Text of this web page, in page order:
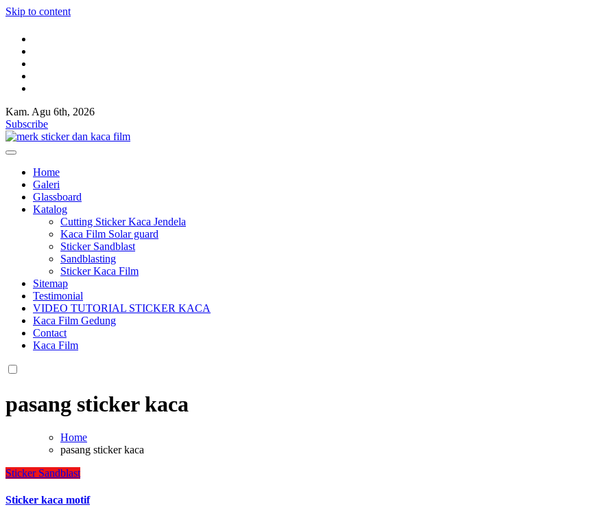
Skip to content
Kaca film rumah,kaca film gedung,Cutting Sticker,Pasang Huruf timbul,Pembuatan sticker kaca
Jual kaca film rumah dan gedung,Toko sticker kaca,Sticker sandblast,Sticker motif,Kaca film solargard,Jenis kaca film,Spesifikasi kaca film
Kam. Agu 6th, 2026
Subscribe
Kaca film rumah,kaca film gedung,Cutting Sticker,Pasang Huruf timbul,Pembuatan sticker kaca
Jual kaca film rumah dan gedung,Toko sticker kaca,Sticker sandblast,Sticker motif,Kaca film solargard,Jenis kaca film,Spesifikasi kaca film
Home
Galeri
Glassboard
Katalog
Cutting Sticker Kaca Jendela
Kaca Film Solar guard
Sticker Sandblast
Sandblasting
Sticker Kaca Film
Sitemap
Testimonial
VIDEO TUTORIAL STICKER KACA
Kaca Film Gedung
Contact
Kaca Film
pasang sticker kaca
Home
pasang sticker kaca
Sticker Sandblast
Sticker kaca motif